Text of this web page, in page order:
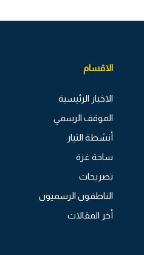
الاقسام
الاخبار الرئيسية
الموقف الرسمي
أنشطة التيار
ساحة غزة
تصريحات
الناطقون الرسميون
أخر المقالات